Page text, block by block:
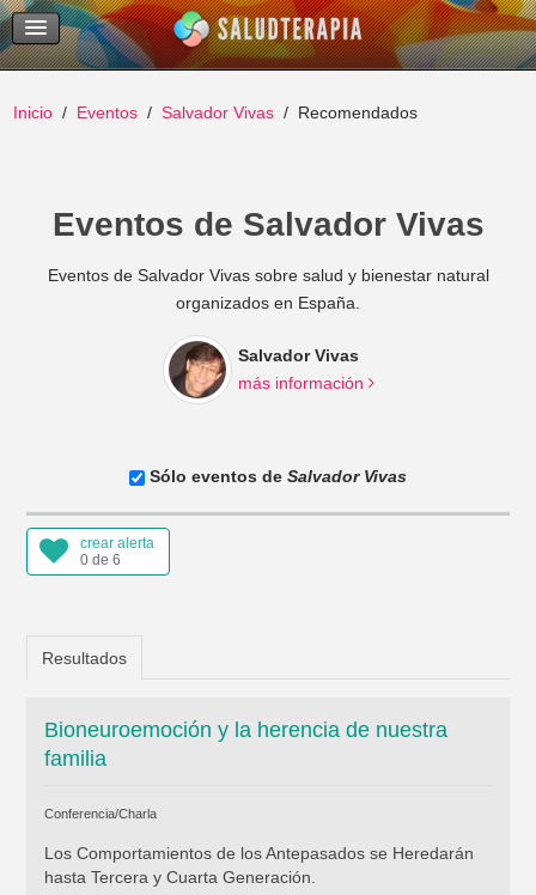
Temas Recientes
Buscar
Inicio Eventos Salvador Vivas Recomendados
Eventos de Salvador Vivas
Eventos de Salvador Vivas sobre salud y bienestar natural
organizados en España.
Salvador Vivas
más información
Sólo eventos de Salvador Vivas
crear alerta
0 de 6
Resultados
Bioneuroemoción y la herencia de nuestra
familia
Conferencia/Charla
Los Comportamientos de los Antepasados se Heredarán
hasta Tercera y Cuarta Generación.